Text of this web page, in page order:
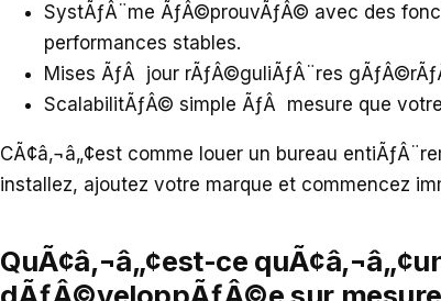
SystÃƒÂ¨me ÃƒÂ©prouvÃƒÂ© avec des
performances stables.
Mises ÃƒÂ jour rÃƒÂ©guliÃƒÂ¨res
ScalabilitÃƒÂ© simple ÃƒÂ mesure que
CÃ¢â‚¬â„¢est comme louer un bureau
installez, ajoutez votre marque et commencez
QuÃ¢â‚¬â„¢est-ce